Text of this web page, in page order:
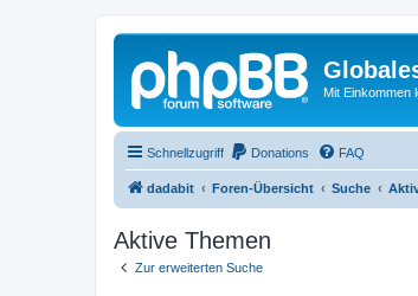
Mit Einkommen
Schnellzugriff Donations FAQ
dadabit Foren-Übersicht Suche
Aktive Themen
Zur erweiterten Suche